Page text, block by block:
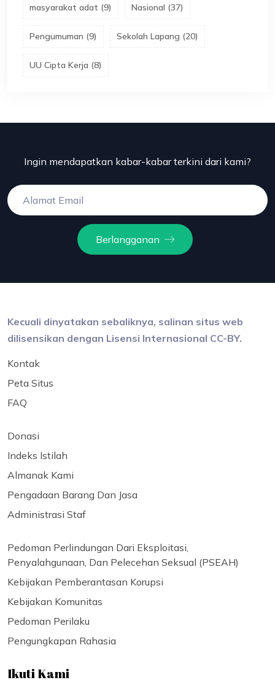
masyarakat adat (9) Nasional (37)
Pengumuman (9) Sekolah Lapang (20)
UU Cipta Kerja (8)
Ingin mendapatkan kabar-kabar terkini dari kami?
Berlangganan
Kecuali dinyatakan sebaliknya, salinan situs web
dilisensikan dengan Lisensi Internasional CC-BY.
Kontak
Peta Situs
FAQ
Donasi
Indeks Istilah
Almanak Kami
Pengadaan Barang Dan Jasa
Administrasi Staf
Pedoman Perlindungan Dari Eksploitasi,
Penyalahgunaan, Dan Pelecehan Seksual (PSEAH)
Kebijakan Pemberantasan Korupsi
Kebijakan Komunitas
Pedoman Perilaku
Pengungkapan Rahasia
Ikuti Kami